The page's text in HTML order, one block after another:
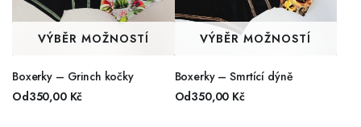
VÝBĚR MOŽNOSTÍ
Boxerky – Grinch kočky
Od350,00 Kč
VÝBĚR MOŽNOSTÍ
Boxerky – Smrtící dýně
Od350,00 Kč